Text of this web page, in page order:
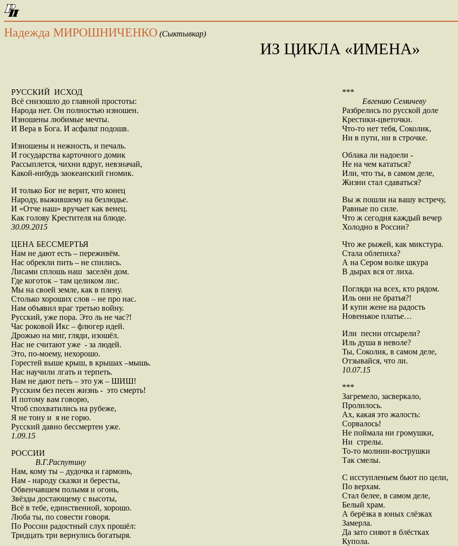
Надежда МИРОШНИЧЕНКО (Сыктывкар)
ИЗ ЦИКЛА «ИМЕНА»
РУССКИЙ ИСХОД
Всё снизошло до главной простоты:
Народа нет. Он полностью изношен.
Изношены любимые мечты.
И Вера в Бога. И асфальт подошв.
Изношены и нежность, и печаль.
И государства карточного домик
Рассыплется, чихни вдруг, невзначай,
Какой-нибудь заокеанский гномик.
И только Бог не верит, что конец
Народу, выжившему на безлюдье.
И «Отче наш» вручает как венец.
Как голову Крестителя на блюде.
30.09.2015
ЦЕНА БЕССМЕРТЬЯ
Нам не дают есть – переживём.
Нас обрекли пить – не спились.
Лисами сплошь наш заселён дом.
Где коготок – там целиком лис.
Мы на своей земле, как в плену.
Столько хороших слов – не про нас.
Нам объявил враг третью войну.
Русский, уже пора. Это ль не час?!
Час роковой Икс – флюгер идей.
Дрожью на миг, гляди, изошёл.
Нас не считают уже - за людей.
Это, по-моему, нехорошо.
Горестей выше крыш, в крышах –мышь.
Нас научили лгать и терпеть.
Нам не дают петь – это уж – ШИШ!
Русским без песен жизнь - это смерть!
И потому вам говорю,
Чтоб спохватились на рубеже,
Я не тону и я не горю.
Русский давно бессмертен уже.
1.09.15
РОССИИ
В.Г.Распутину
Нам, кому ты – дудочка и гармонь,
Нам - народу сказки и бересты,
Обвенчавшем полымя и огонь,
Звёзды достающему с высоты,
Всё в тебе, единственной, хорошо.
Люба ты, по совести говоря.
По России радостный слух прошёл:
Тридцать три вернулись богатыря.
***
Евгению Семичеву
Разбрелись по русской доле
Крестики-цветочки.
Что-то нет тебя, Соколик,
Ни в пути, ни в строчке.
Облака ли надоели -
Не на чем кататься?
Или, что ты, в самом деле,
Жизни стал сдаваться?
Вы ж пошли на вашу встречу,
Равные по силе.
Что ж сегодня каждый вечер
Холодно в России?
Что же рыжей, как микстура.
Стала облепиха?
А на Сером волке шкура
В дырах вся от лиха.
Погляди на всех, кто рядом.
Иль они не братья?!
И купи жене на радость
Новенькое платье…
Или песни отсырели?
Иль душа в неволе?
Ты, Соколик, в самом деле,
Отзывайся, что ли.
10.07.15
***
Загремело, засверкало,
Пролилось.
Ах, какая это жалость:
Сорвалось!
Не поймала ни громушки,
Ни стрелы.
То-то молнии-вострушки
Так смелы.
С исступленьем бьют по цели,
По верхам.
Стал белее, в самом деле,
Белый храм.
А берёзка в юных слёзках
Замерла.
Да зато сияют в блёстках
Купола.